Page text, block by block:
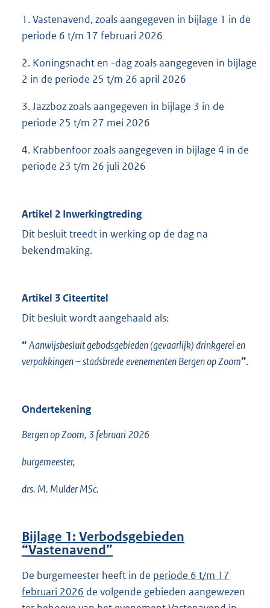
1. Vastenavend, zoals aangegeven in bijlage 1 in de
periode 6 t/m 17 februari 2026
2. Koningsnacht en -dag zoals aangegeven in bijlage
2 in de periode 25 t/m 26 april 2026
3. Jazzboz zoals aangegeven in bijlage 3 in de
periode 25 t/m 27 mei 2026
4. Krabbenfoor zoals aangegeven in bijlage 4 in de
periode 23 t/m 26 juli 2026
Artikel 2 Inwerkingtreding
Dit besluit treedt in werking op de dag na
bekendmaking.
Artikel 3 Citeertitel
Dit besluit wordt aangehaald als:
“Aanwijsbesluit gebodsgebieden (gevaarlijk) drinkgerei en
verpakkingen –stadsbredeevenementen Bergen op Zoom”.
Ondertekening
Bergen op Zoom, 3 februari 2026
burgemeester,
drs. M. Mulder MSc.
Bijlage 1: Verbodsgebieden
“Vastenavend”
De burgemeester heeft in de periode 6 t/m 17
februari 2026 de volgende gebieden aangewezen